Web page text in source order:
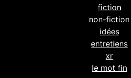
fiction
non-fiction
idées
entretiens
xr
le mot fin